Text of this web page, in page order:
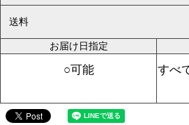
送料
お届け日指定
○可能
すべ